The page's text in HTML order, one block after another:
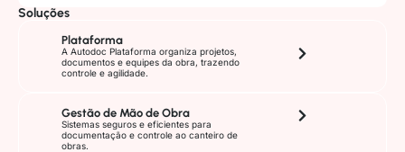
Soluções
Plataforma
A Autodoc Plataforma organiza projetos,
documentos e equipes da obra, trazendo
controle e agilidade.
Gestão de Mão de Obra
Sistemas seguros e eficientes para
documentação e controle ao canteiro de
obras.